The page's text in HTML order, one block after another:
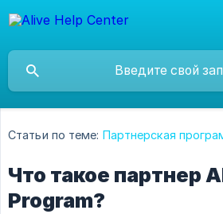
Статьи по теме: Партнерская
Что такое партнер
Program?